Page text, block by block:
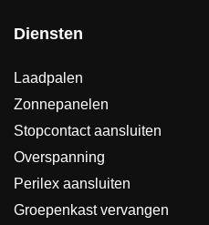
Diensten
Laadpalen
Zonnepanelen
Stopcontact aansluiten
Overspanning
Perilex aansluiten
Groepenkast vervangen